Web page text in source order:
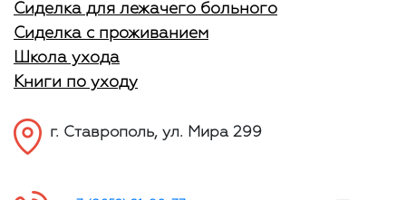
Сиделка для лежачего больного
Сиделка с проживанием
Школа ухода
Книги по уходу
г. Ставрополь, ул. Мира 299